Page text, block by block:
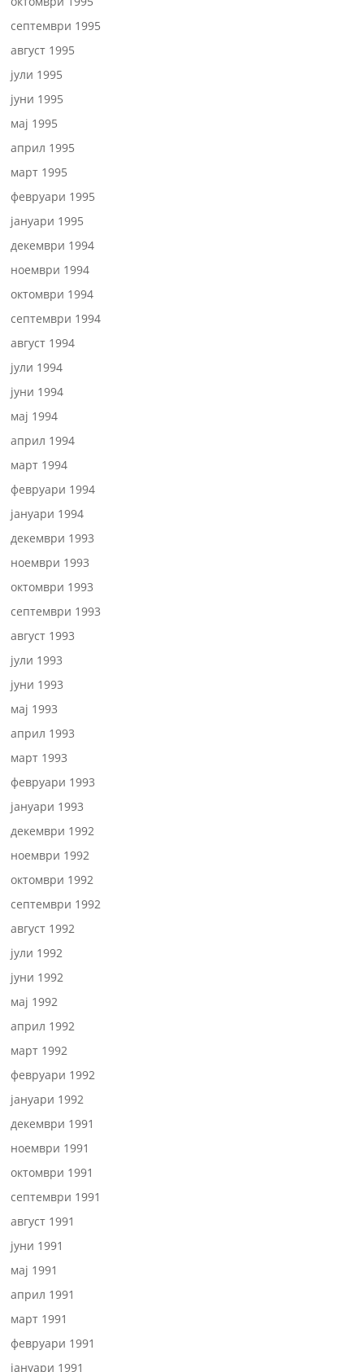
септември 1995
август 1995
јули 1995
јуни 1995
мај 1995
април 1995
март 1995
февруари 1995
јануари 1995
декември 1994
ноември 1994
октомври 1994
септември 1994
август 1994
јули 1994
јуни 1994
мај 1994
април 1994
март 1994
февруари 1994
јануари 1994
декември 1993
ноември 1993
октомври 1993
септември 1993
август 1993
јули 1993
јуни 1993
мај 1993
април 1993
март 1993
февруари 1993
јануари 1993
декември 1992
ноември 1992
октомври 1992
септември 1992
август 1992
јули 1992
јуни 1992
мај 1992
април 1992
март 1992
февруари 1992
јануари 1992
декември 1991
ноември 1991
октомври 1991
септември 1991
август 1991
јуни 1991
мај 1991
април 1991
март 1991
февруари 1991
јануари 1991